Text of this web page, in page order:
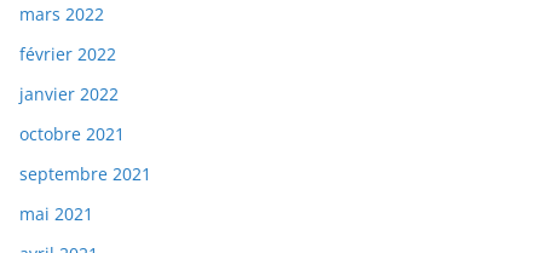
mars 2022
février 2022
janvier 2022
octobre 2021
septembre 2021
mai 2021